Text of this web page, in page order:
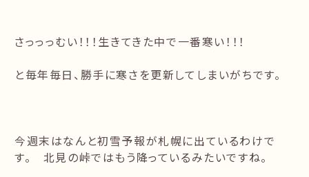
さっっっむい！！！生きてきた中で一番寒い！！！
と毎年毎日、勝手に寒さを更新してしまいがちです。
今週末はなんと初雪予報が札幌に出ているわけで
す。 北見の峠ではもう降っているみたいですね。